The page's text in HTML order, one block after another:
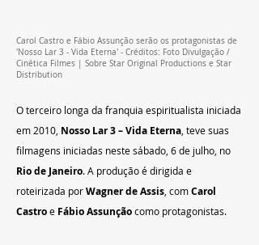
Carol Castro e Fábio Assunção serão os protagonistas de
'Nosso Lar 3 - Vida Eterna' - Créditos: Foto Divulgação /
Cinética Filmes | Sobre Star Original Productions e Star
Distribution
O terceiro longa da franquia espiritualista iniciada
em 2010, Nosso Lar 3 – Vida Eterna , teve suas
filmagens iniciadas neste sábado, 6 de julho, no
Rio de Janeiro. A produção é dirigida e
roteirizada por Wagner de Assis , com Carol
Castro e Fábio Assunção como protagonistas.